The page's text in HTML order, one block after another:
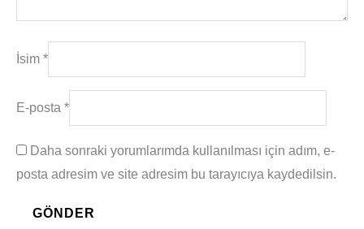
İsim *
E-posta *
Daha sonraki yorumlarımda kullanılması için adım, e-
posta adresim ve site adresim bu tarayıcıya kaydedilsin.